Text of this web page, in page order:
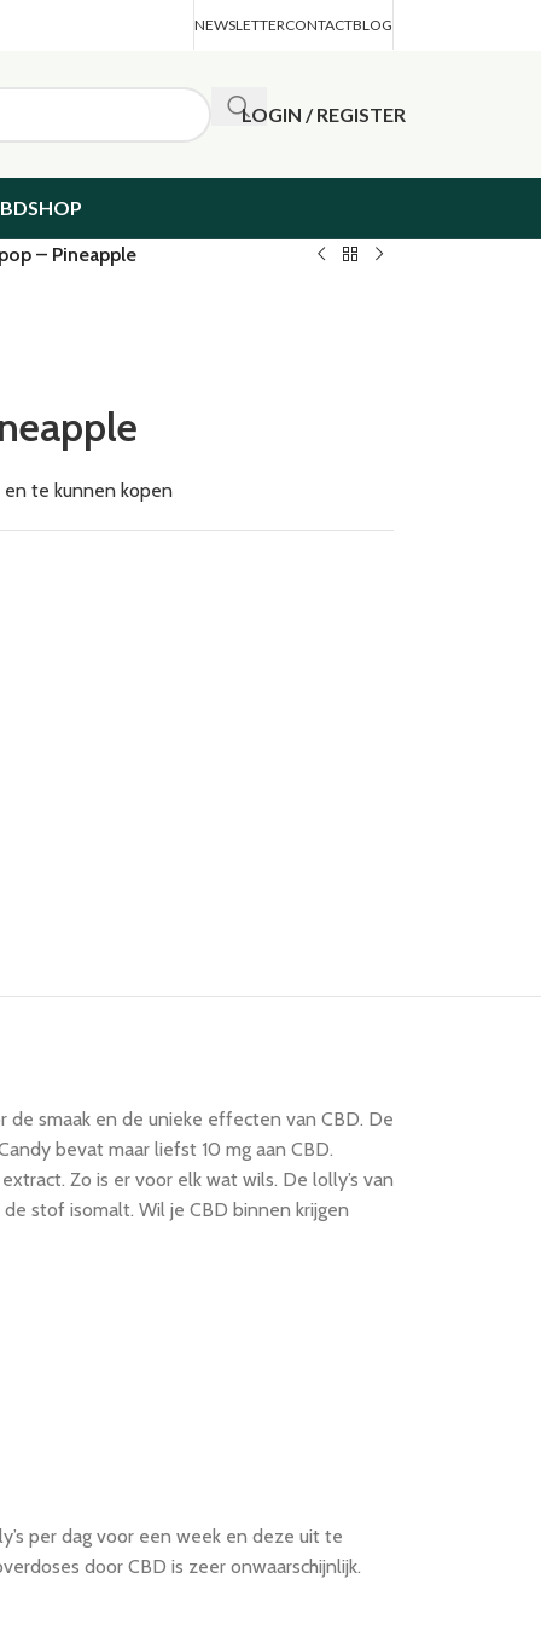
NEWSLETTERCONTACTBLOG
LOGIN / REGISTER
– Pineapple
te kunnen kopen
smaak en de unieke effecten van CBD. De
bevat maar liefst 10 mg aan CBD.
Zo is er voor elk wat wils. De lolly’s van
stof isomalt. Wil je CBD binnen krijgen
per dag voor een week en deze uit te
door CBD is zeer onwaarschijnlijk.